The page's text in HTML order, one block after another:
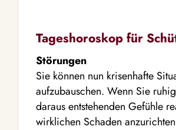
Tageshoroskop für
Störungen
Sie können nun krisenhafte
aufzubauschen. Wenn Sie
daraus entstehenden Gefühle
wirklichen Schaden